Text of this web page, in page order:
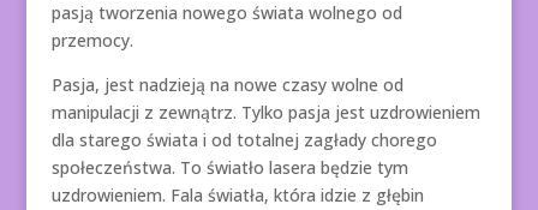
pasją tworzenia nowego świata wolnego od
przemocy.
Pasja, jest nadzieją na nowe czasy wolne od
manipulacji z zewnątrz. Tylko pasja jest uzdrowieniem
dla starego świata i od totalnej zagłady chorego
społeczeństwa. To światło lasera będzie tym
uzdrowieniem. Fala światła, która idzie z głębin